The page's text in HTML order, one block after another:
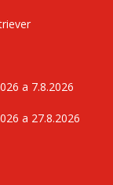
a 7.8.2026
a 27.8.2026